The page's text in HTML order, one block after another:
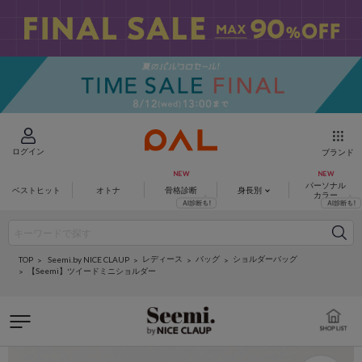
ログイン ブランド
ベストヒット オトナ 骨格診断 身長別
パーソナル
カラー
TOP Seemi.by NICE CLAUP レディース バッグ
ショルダーバッグ
【Seemi】ツイードミニショルダー